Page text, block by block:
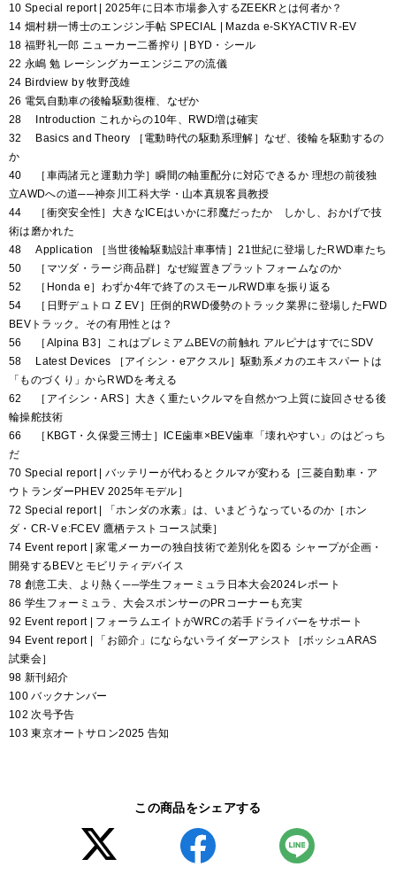
10 Special report | 2025年に日本市場参入するZEEKRとは何者か？
14 畑村耕一博士のエンジン手帖 SPECIAL | Mazda e-SKYACTIV R-EV
18 福野礼一郎 ニューカー二番搾り | BYD・シール
22 永嶋 勉 レーシングカーエンジニアの流儀
24 Birdview by 牧野茂雄
26 電気自動車の後輪駆動復権、なぜか
28 Introduction これからの10年、RWD増は確実
32 Basics and Theory ［電動時代の駆動系理解］なぜ、後輪を駆動するの
か
40 ［車両諸元と運動力学］瞬間の軸重配分に対応できるか 理想の前後独
立AWDへの道──神奈川工科大学・山本真規客員教授
44 ［衝突安全性］大きなICEはいかに邪魔だったか しかし、おかげで技
術は磨かれた
48 Application ［当世後輪駆動設計車事情］21世紀に登場したRWD車たち
50 ［マツダ・ラージ商品群］なぜ縦置きプラットフォームなのか
52 ［Honda e］わずか4年で終了のスモールRWD車を振り返る
54 ［日野デュトロ Z EV］圧倒的RWD優勢のトラック業界に登場したFWD
BEVトラック。その有用性とは？
56 ［Alpina B3］これはプレミアムBEVの前触れ アルピナはすでにSDV
58 Latest Devices ［アイシン・eアクスル］駆動系メカのエキスパートは
「ものづくり」からRWDを考える
62 ［アイシン・ARS］大きく重たいクルマを自然かつ上質に旋回させる後
輪操舵技術
66 ［KBGT・久保愛三博士］ICE歯車×BEV歯車「壊れやすい」のはどっち
だ
70 Special report | バッテリーが代わるとクルマが変わる［三菱自動車・ア
ウトランダーPHEV 2025年モデル］
72 Special report | 「ホンダの水素」は、いまどうなっているのか［ホン
ダ・CR-V e:FCEV 鷹栖テストコース試乗］
74 Event report | 家電メーカーの独自技術で差別化を図る シャープが企画・
開発するBEVとモビリティデバイス
78 創意工夫、より熱く──学生フォーミュラ日本大会2024レポート
86 学生フォーミュラ、大会スポンサーのPRコーナーも充実
92 Event report | フォーラムエイトがWRCの若手ドライバーをサポート
94 Event report | 「お節介」にならないライダーアシスト［ボッシュARAS
試乗会］
98 新刊紹介
100 バックナンバー
102 次号予告
103 東京オートサロン2025 告知
この商品をシェアする